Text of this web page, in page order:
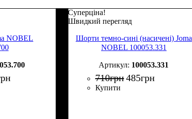
NOBEL
Суперціна!
Швидкий перегляд
Шорти темно-сині (насичені) Joma
NOBEL 100053.331
100053.331
710грн485грн
Купити